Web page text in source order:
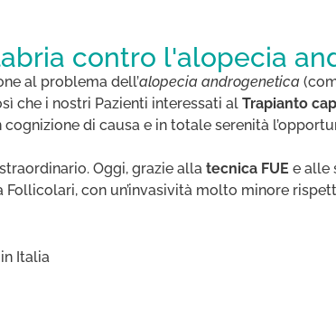
contro l'alopecia
al problema dell’alopecia androgenetica
che i nostri Pazienti interessati al Trapianto
di causa e in totale serenità
Oggi, grazie alla tecnica FUE e alle
con un’invasività molto minore